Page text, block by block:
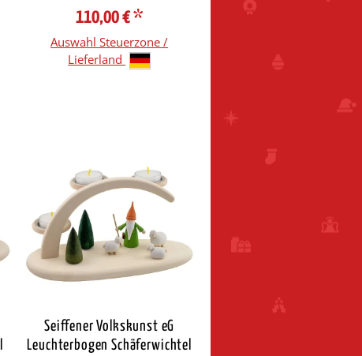
110,00 €*
Auswahl Steuerzone /
Lieferland
Seiffener Volkskunst eG
Leuchterbogen Schäferwichtel